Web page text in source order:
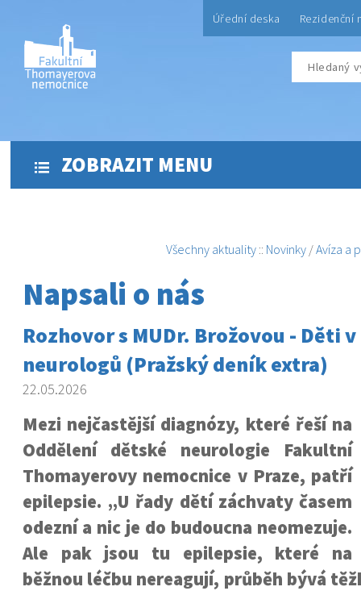
Úřední deska Rezidenční
ZOBRAZIT MENU
Všechny aktuality :: Novinky /Avíza a
Napsali o nás
Rozhovor s MUDr. Brožovou - Děti
neurologů (Pražský deník extra)
22.05.2026
Mezi nejčastější diagnózy, které řeší na
Oddělení dětské neurologie Fakultní
Thomayerovy nemocnice v Praze, patří
epilepsie. „U řady dětí záchvaty časem
odezní a nic je do budoucna neomezuje.
Ale pak jsou tu epilepsie, které na
běžnou léčbu nereagují, průběh bývá